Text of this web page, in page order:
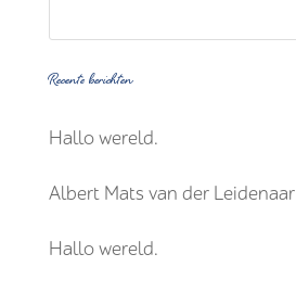
Recente berichten
Hallo wereld.
Albert Mats van der Leidenaar
Hallo wereld.